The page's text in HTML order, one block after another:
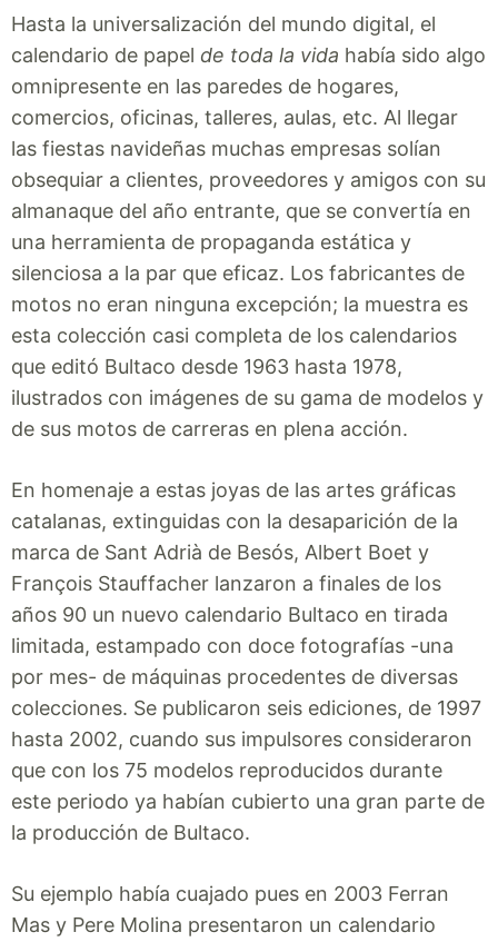
Hasta la universalización del mundo digital, el
calendario de papel de toda la vida había sido algo
omnipresente en las paredes de hogares,
comercios, oficinas, talleres, aulas, etc. Al llegar
las fiestas navideñas muchas empresas solían
obsequiar a clientes, proveedores y amigos con su
almanaque del año entrante, que se convertía en
una herramienta de propaganda estática y
silenciosa a la par que eficaz. Los fabricantes de
motos no eran ninguna excepción; la muestra es
esta colección casi completa de los calendarios
que editó Bultaco desde 1963 hasta 1978,
ilustrados con imágenes de su gama de modelos y
de sus motos de carreras en plena acción.
En homenaje a estas joyas de las artes gráficas
catalanas, extinguidas con la desaparición de la
marca de Sant Adrià de Besós, Albert Boet y
François Stauffacher lanzaron a finales de los
años 90 un nuevo calendario Bultaco en tirada
limitada, estampado con doce fotografías -una
por mes- de máquinas procedentes de diversas
colecciones. Se publicaron seis ediciones, de 1997
hasta 2002, cuando sus impulsores consideraron
que con los 75 modelos reproducidos durante
este periodo ya habían cubierto una gran parte de
la producción de Bultaco.
Su ejemplo había cuajado pues en 2003 Ferran
Mas y Pere Molina presentaron un calendario